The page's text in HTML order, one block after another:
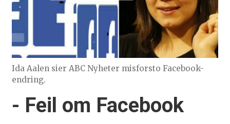
Ida Aalen sier ABC Nyheter misforsto Facebook-
endring.
- Feil om Facebook